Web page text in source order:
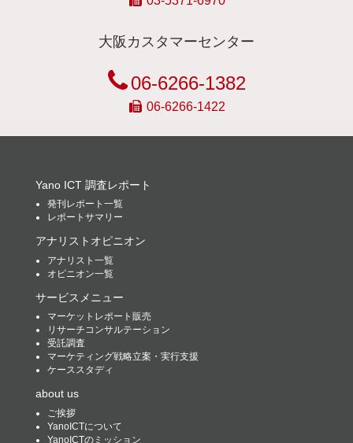
大阪カスタマーセンター
06-6266-1382
06-6266-1422
Yano ICT 調査レポート
発刊レポート一覧
レポートサマリー
アナリストオピニオン
アナリスト一覧
オピニオン一覧
サービスメニュー
マーケットレポート販売
リサーチコンサルテーション
受託調査
マーケティング戦略立案・実行支援
ケーススタディ
about us
ご挨拶
YanoICTについて
YanoICTのミッション